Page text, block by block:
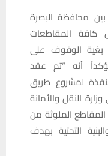
محافظة البصرة
كافة المقاطعات
بغية الوقوف على
أنه “تم عقد
لمشروع طريق
النقل والأمانة
الملوثة من
التحتية بهدف